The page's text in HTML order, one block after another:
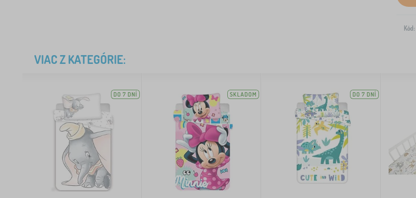
Kód:
VIAC Z KATEGÓRIE:
DO 7 DNÍ SKLADOM DO 7 DNÍ